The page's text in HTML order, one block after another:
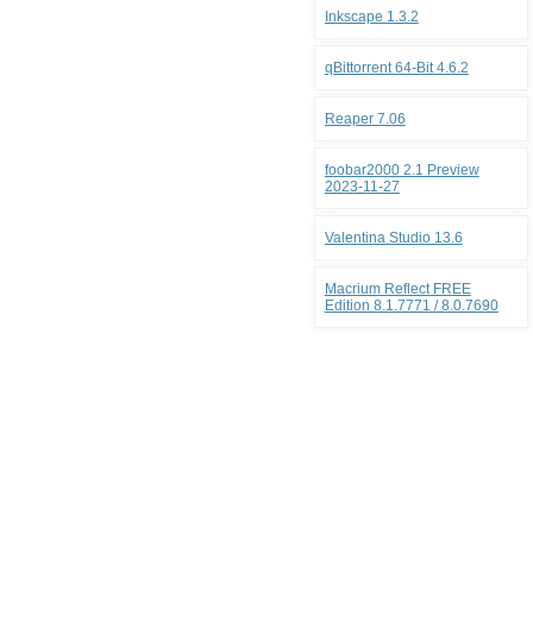
Inkscape 1.3.2
qBittorrent 64-Bit 4.6.2
Reaper 7.06
foobar2000 2.1 Preview
2023-11-27
Valentina Studio 13.6
Macrium Reflect FREE
Edition 8.1.7771 / 8.0.7690